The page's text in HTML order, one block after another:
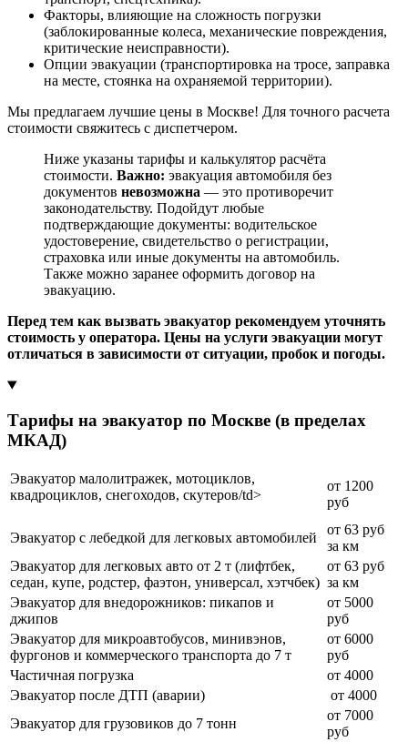
Факторы, влияющие на сложность погрузки
(заблокированные колеса, механические повреждения,
критические неисправности).
Опции эвакуации (транспортировка на тросе, заправка
на месте, стоянка на охраняемой территории).
Мы предлагаем лучшие цены в Москве! Для точного расчета
стоимости свяжитесь с диспетчером.
Ниже указаны тарифы и калькулятор расчёта
стоимости. Важно: эвакуация автомобиля без
документов невозможна — это противоречит
законодательству. Подойдут любые
подтверждающие документы: водительское
удостоверение, свидетельство о регистрации,
страховка или иные документы на автомобиль.
Также можно заранее оформить договор на
эвакуацию.
Перед тем как вызвать эвакуатор рекомендуем уточнять
стоимость у оператора. Цены на услуги эвакуации могут
отличаться в зависимости от ситуации, пробок и погоды.
Тарифы на эвакуатор по Москве (в пределах
МКАД)
Эвакуатор малолитражек, мотоциклов,
квадроциклов, снегоходов, скутеров/td>
от 1200
руб
Эвакуатор с лебедкой для легковых автомобилей
от 63 руб
за км
Эвакуатор для легковых авто от 2 т (лифтбек,
седан, купе, родстер, фаэтон, универсал, хэтчбек)
от 63 руб
за км
Эвакуатор для внедорожников: пикапов и
джипов
от 5000
руб
Эвакуатор для микроавтобусов, минивэнов,
фургонов и коммерческого транспорта до 7 т
от 6000
руб
Частичная погрузка
от 4000
Эвакуатор после ДТП (аварии)
от 4000
Эвакуатор для грузовиков до 7 тонн
от 7000
руб